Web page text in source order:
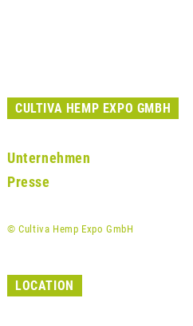
CULTIVA HEMP EXPO GMBH
Unternehmen
Presse
© Cultiva Hemp Expo GmbH
LOCATION